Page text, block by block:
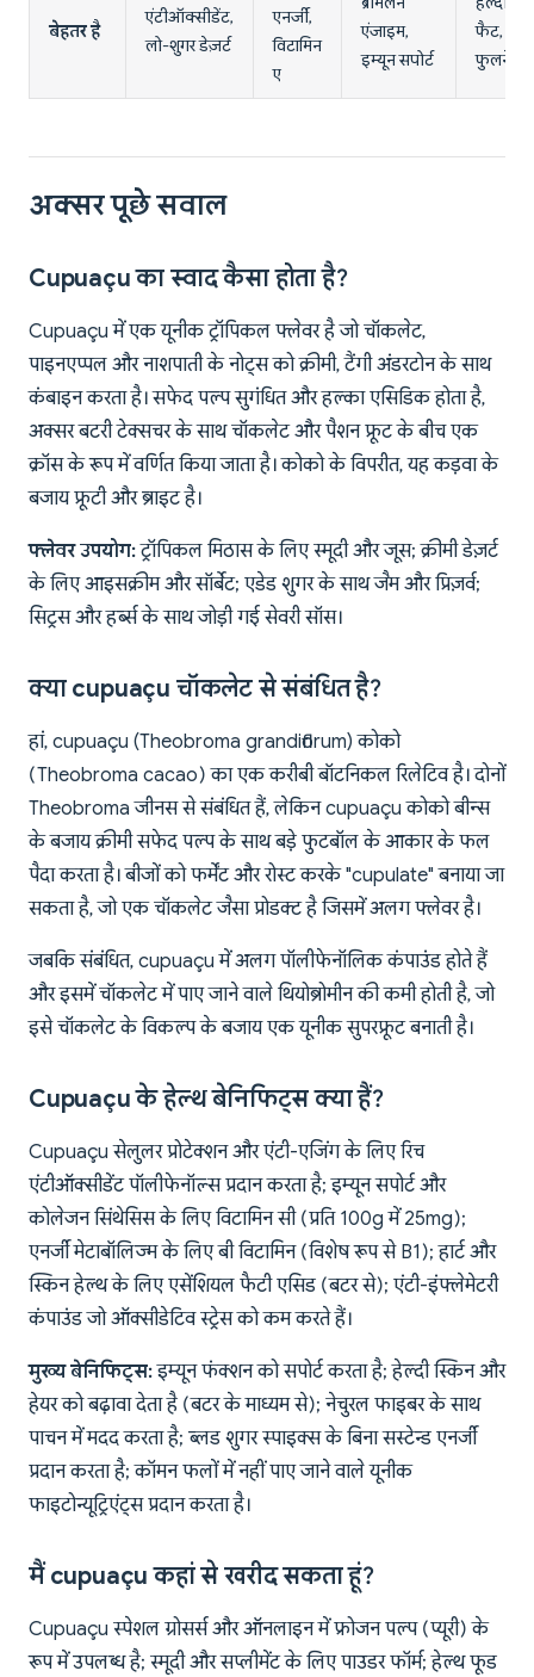
बेहतर है
एंटीऑक्सीडेंट,
लो-शुगर डेज़र्ट
एनर्जी,
विटामिन
ए
एंजाइम,
इम्यून सपोर्ट
फैट,
फुलनेस
अक्सर पूछे सवाल
Cupuaçu का स्वाद कैसा होता है?
Cupuaçu में एक यूनीक ट्रॉपिकल फ्लेवर है जो चॉकलेट,
पाइनएप्पल और नाशपाती के नोट्स को क्रीमी, टैंगी अंडरटोन के साथ
कंबाइन करता है। सफेद पल्प सुगंधित और हल्का एसिडिक होता है,
अक्सर बटरी टेक्सचर के साथ चॉकलेट और पैशन फ्रूट के बीच एक
क्रॉस के रूप में वर्णित किया जाता है। कोको के विपरीत, यह कड़वा के
बजाय फ्रूटी और ब्राइट है।
फ्लेवर उपयोग:ट्रॉपिकल मिठास के लिए स्मूदी और जूस; क्रीमी डेज़र्ट
के लिए आइसक्रीम और सॉर्बेट; एडेड शुगर के साथ जैम और प्रिज़र्व;
सिट्रस और हर्ब्स के साथ जोड़ी गई सेवरी सॉस।
क्या cupuaçu चॉकलेट से संबंधित है?
हां, cupuaçu (Theobroma grandiflorum) कोको
(Theobroma cacao) का एक करीबी बॉटनिकल रिलेटिव है। दोनों
Theobroma जीनस से संबंधित हैं, लेकिन cupuaçu कोको बीन्स
के बजाय क्रीमी सफेद पल्प के साथ बड़े फुटबॉल के आकार के फल
पैदा करता है। बीजों को फर्मेंट और रोस्ट करके "cupulate" बनाया जा
सकता है, जो एक चॉकलेट जैसा प्रोडक्ट है जिसमें अलग फ्लेवर है।
जबकि संबंधित, cupuaçu में अलग पॉलीफेनॉलिक कंपाउंड होते हैं
और इसमें चॉकलेट में पाए जाने वाले थियोब्रोमीन की कमी होती है, जो
इसे चॉकलेट के विकल्प के बजाय एक यूनीक सुपरफ्रूट बनाती है।
Cupuaçu के हेल्थ बेनिफिट्स क्या हैं?
Cupuaçu सेलुलर प्रोटेक्शन और एंटी-एजिंग के लिए रिच
एंटीऑक्सीडेंट पॉलीफेनॉल्स प्रदान करता है; इम्यून सपोर्ट और
कोलेजन सिंथेसिस के लिए विटामिन सी (प्रति 100g में 25mg);
एनर्जी मेटाबॉलिज्म के लिए बी विटामिन (विशेष रूप से B1); हार्ट और
स्किन हेल्थ के लिए एसेंशियल फैटी एसिड (बटर से); एंटी-इंफ्लेमेटरी
कंपाउंड जो ऑक्सीडेटिव स्ट्रेस को कम करते हैं।
मुख्य बेनिफिट्स:इम्यून फंक्शन को सपोर्ट करता है; हेल्दी स्किन और
हेयर को बढ़ावा देता है (बटर के माध्यम से); नेचुरल फाइबर के साथ
पाचन में मदद करता है; ब्लड शुगर स्पाइक्स के बिना सस्टेन्ड एनर्जी
प्रदान करता है; कॉमन फलों में नहीं पाए जाने वाले यूनीक
फाइटोन्यूट्रिएंट्स प्रदान करता है।
मैं cupuaçu कहां से खरीद सकता हूं?
Cupuaçu स्पेशल ग्रोसर्स और ऑनलाइन में फ्रोजन पल्प (प्यूरी) के
रूप में उपलब्ध है; स्मूदी और सप्लीमेंट के लिए पाउडर फॉर्म; हेल्थ फूड